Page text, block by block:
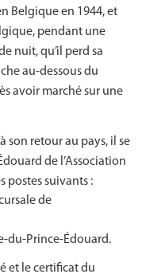
Belgique en 1944, et
pendant une
nuit, qu’il perd sa
au-dessous du
avoir marché sur une
son retour au pays, il se
de l’Association
postes suivants :
de
et le certificat du